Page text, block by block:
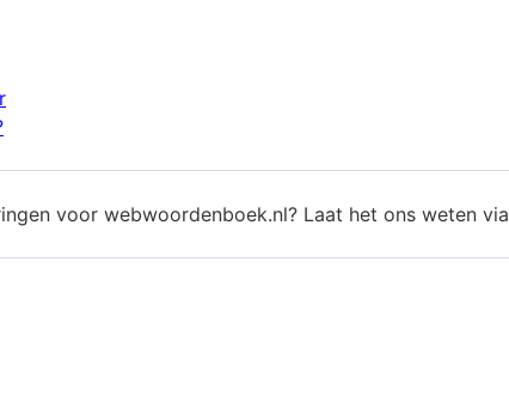
voor webwoordenboek.nl? Laat het ons weten via